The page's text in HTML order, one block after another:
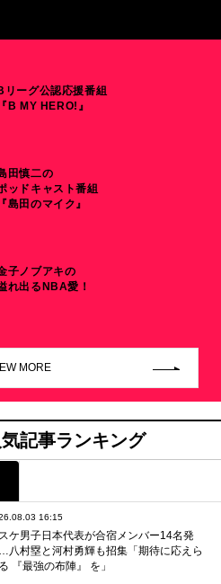
リーグ公認応援番組
『B MY HERO!』
田慎二の
ッドキャスト番組
『島田のマイク』
子ノブアキの
れ出るNBA愛！
MORE
記事ランキング
16:15
ケ男子日本代表が合宿メンバー14名発
八村塁と河村勇輝も招集「期待に応えら
『最強の布陣』 を」